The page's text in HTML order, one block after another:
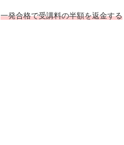
一発合格で受講料の半額を返金する